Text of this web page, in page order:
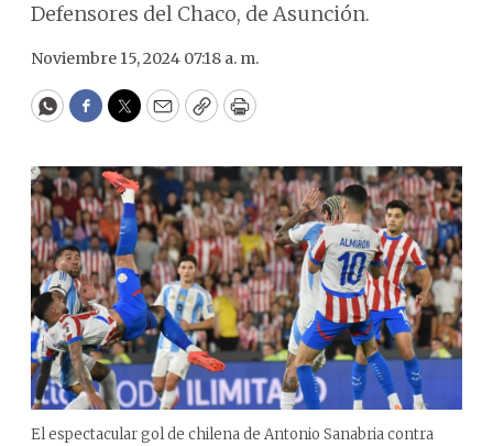
Defensores del Chaco, de Asunción.
Noviembre 15, 2024 07:18 a. m.
WhatsApp
Facebook
Twitter
EmailCopyPrint
El espectacular gol de chilena de Antonio Sanabria contra